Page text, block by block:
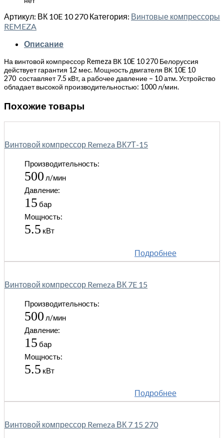
Артикул: ВК 10E 10 270 Категория: Винтовые компрессоры
REMEZA
Описание
На винтовой компрессор Remeza ВК 10E 10 270 Белоруссия
действует гарантия 12 мес. Мощность двигателя ВК 10E 10
270 составляет 7.5 кВт, а рабочее давление – 10 атм. Устройство
обладает высокой производительностью: 1000 л/мин.
Похожие товары
Винтовой компрессор Remeza ВК7Т-15
Производительность:
500 л/мин
Давление:
15 бар
Мощность:
5.5 кВт
Подробнее
Винтовой компрессор Remeza ВК 7E 15
Производительность:
500 л/мин
Давление:
15 бар
Мощность:
5.5 кВт
Подробнее
Винтовой компрессор Remeza ВК 7 15 270